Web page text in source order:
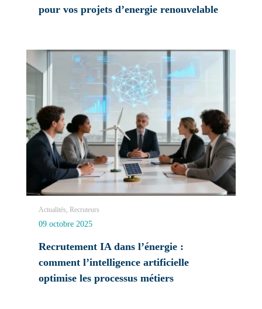
pour vos projets d’energie renouvelable
Actualités, Recruteurs
09 octobre 2025
Recrutement IA dans l’énergie :
comment l’intelligence artificielle
optimise les processus métiers